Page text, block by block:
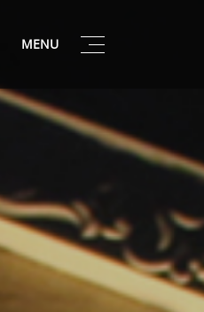
MENU Toggle
navigation